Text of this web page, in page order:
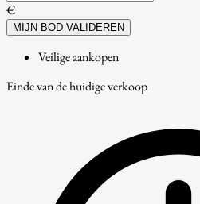
€
MIJN BOD VALIDEREN
Veilige aankopen
Einde van de huidige verkoop